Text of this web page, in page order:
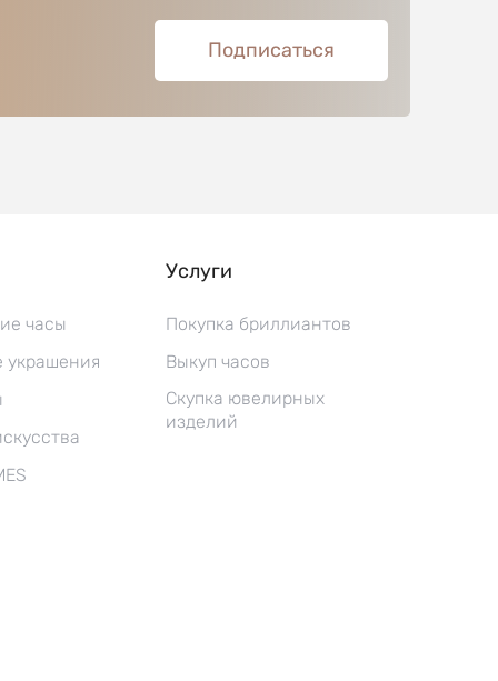
Подписаться
часы
Услуги
Покупка бриллиантов
Выкуп часов
Скупка ювелирных
изделий